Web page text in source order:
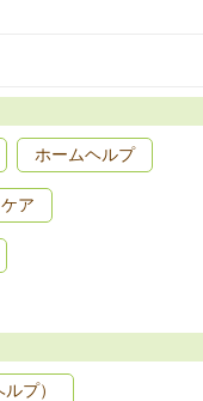
ホームヘルプ
ア
プ）